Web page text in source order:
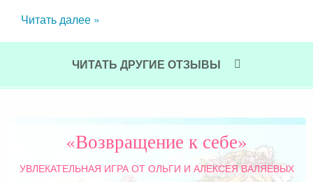
Читать далее »
ЧИТАТЬ ДРУГИЕ ОТЗЫВЫ
«Возвращение к себе»
УВЛЕКАТЕЛЬНАЯ ИГРАОТ ОЛЬГИ И АЛЕКСЕЯ ВАЛЯЕВЫХ